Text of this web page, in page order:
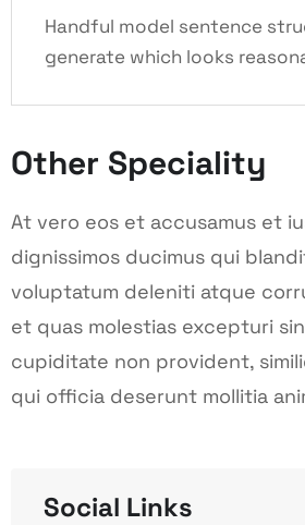
Handful model sentence
generate which looks
Other Speciality
At vero eos et accusamus et
dignissimos ducimus qui
voluptatum deleniti atque
et quas molestias excepturi
cupiditate non provident,
qui officia deserunt mollitia
Social Links